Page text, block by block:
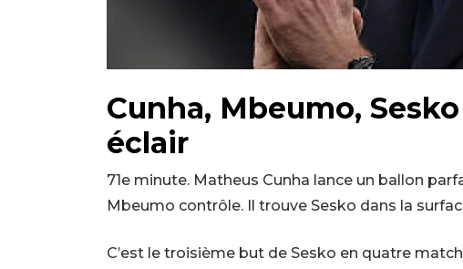
Cunha, Mbeumo,
éclair
71e minute. Matheus Cunha lance un ballon
Mbeumo contrôle. Il trouve Sesko dans la
C’est le troisième but de Sesko en quatre